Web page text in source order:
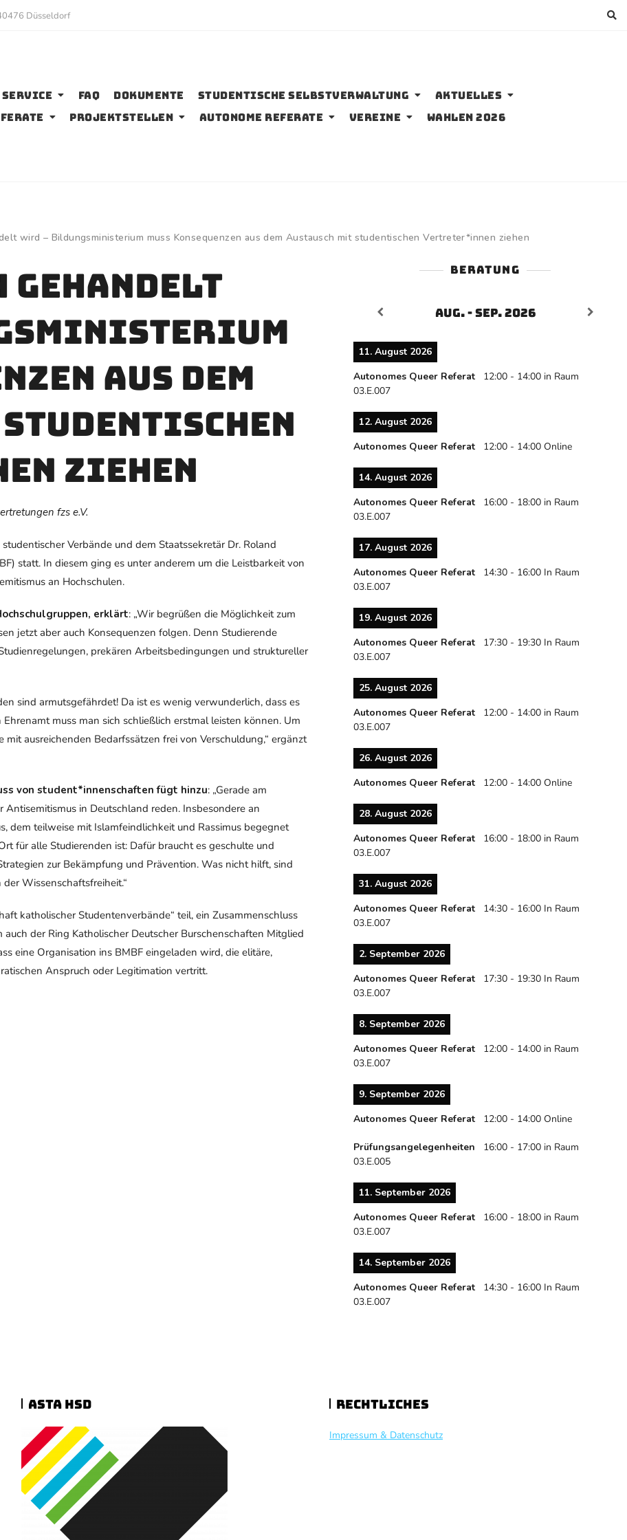
Düsseldorf
Service FAQ Dokumente Studentische Selbstverwaltung
Aktuelles
Projektstellen Autonome Referate Vereine Wahlen 2026
wird – Bildungsministerium muss Konsequenzen aus dem Austausch mit studentischen Vertreter*innen ziehen
gehandelt
aus dem
ziehen
fzs e.V.
Verbände und dem Staatssekretär Dr. Roland
statt. In diesem ging es unter anderem um die Leistbarkeit von
an Hochschulen.
erklärt: „Wir begrüßen die Möglichkeit zum
jetzt aber auch Konsequenzen folgen. Denn Studierende
prekären Arbeitsbedingungen und struktureller
sind armutsgefährdet! Da ist es wenig verwunderlich, dass es
muss man sich schließlich erstmal leisten können. Um
ausreichenden Bedarfssätzen frei von Verschuldung,“ ergänzt
von student*innenschaften fügt hinzu: „Gerade am
in Deutschland reden. Insbesondere an
dem teilweise mit Islamfeindlichkeit und Rassimus begegnet
für alle Studierenden ist: Dafür braucht es geschulte und
zur Bekämpfung und Prävention. Was nicht hilft, sind
Wissenschaftsfreiheit.“
katholischer Studentenverbände“ teil, ein Zusammenschluss
der Ring Katholischer Deutscher Burschenschaften Mitglied
eine Organisation ins BMBF eingeladen wird, die elitäre,
Anspruch oder Legitimation vertritt.
BERATUNG
Aug. - Sep. 2026
11. August 2026
Autonomes Queer Referat
12:00 - 14:00 in Raum
03.E.007
12. August 2026
Autonomes Queer Referat
12:00 - 14:00 Online
14. August 2026
Autonomes Queer Referat
16:00 - 18:00 in Raum
03.E.007
17. August 2026
Autonomes Queer Referat
14:30 - 16:00 In Raum
03.E.007
19. August 2026
Autonomes Queer Referat
17:30 - 19:30 In Raum
03.E.007
25. August 2026
Autonomes Queer Referat
12:00 - 14:00 in Raum
03.E.007
26. August 2026
Autonomes Queer Referat
12:00 - 14:00 Online
28. August 2026
Autonomes Queer Referat
16:00 - 18:00 in Raum
03.E.007
31. August 2026
Autonomes Queer Referat
14:30 - 16:00 In Raum
03.E.007
2. September 2026
Autonomes Queer Referat
17:30 - 19:30 In Raum
03.E.007
8. September 2026
Autonomes Queer Referat
12:00 - 14:00 in Raum
03.E.007
9. September 2026
Autonomes Queer Referat
12:00 - 14:00 Online
Prüfungsangelegenheiten 16:00 - 17:00 in Raum
03.E.005
11. September 2026
Autonomes Queer Referat
16:00 - 18:00 in Raum
03.E.007
14. September 2026
Autonomes Queer Referat
14:30 - 16:00 In Raum
03.E.007
ASTA HSD Rechtliches
Impressum & Datenschutz